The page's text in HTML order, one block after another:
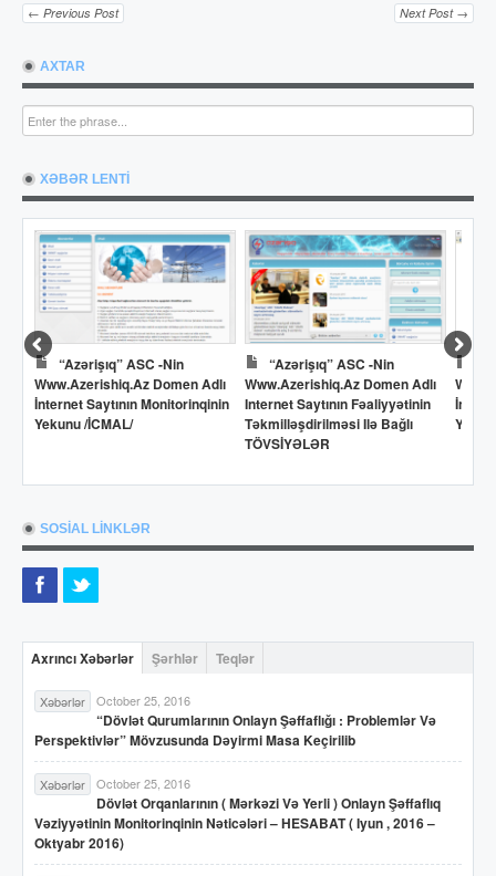
← Previous Post Next Post →
AXTAR
XƏBƏR LENTİ
“Azərişıq” ASC -nin
Www.azerishiq.az Domen Adlı
İnternet Saytının Monitorinqinin
Yekunu /İCMAL/
“Azərişıq” ASC -nin
Www.azerishiq.az Domen Adlı
Internet Saytının Fəaliyyətinin
Təkmilləşdirilməsi Ilə Bağlı
TÖVSİYƏLƏR
SOSİAL LİNKLƏR
Axrıncı Xəbərlər Şərhlər Teqlər
Xəbərlər October 25, 2016
“Dövlət Qurumlarının Onlayn Şəffaflığı : Problemlər Və
Perspektivlər” Mövzusunda Dəyirmi Masa Keçirilib
Xəbərlər October 25, 2016
Dövlət Orqanlarının ( Mərkəzi Və Yerli ) Onlayn Şəffaflıq
Vəziyyətinin Monitorinqinin Nəticələri – HESABAT ( Iyun , 2016 –
Oktyabr 2016)